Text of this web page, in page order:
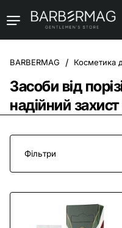
Засоби від
надійний
Косметика
Фільтри